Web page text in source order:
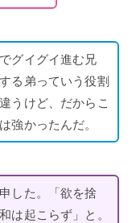
グイグイ進む兄
る弟っていう役割
うけど、だからこ
強かったんだ。
した。「欲を捨
は起こらず」と。